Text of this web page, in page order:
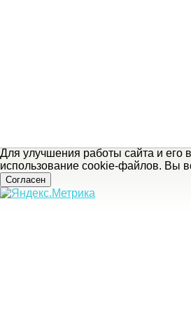
Для улучшения работы сайта и его
использование cookie-файлов. Вы
Согласен